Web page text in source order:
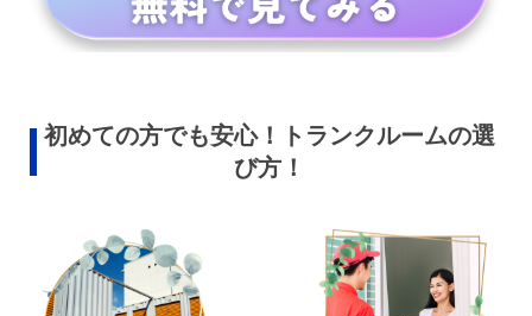
初めての方でも安心！トランクルームの選
び方！